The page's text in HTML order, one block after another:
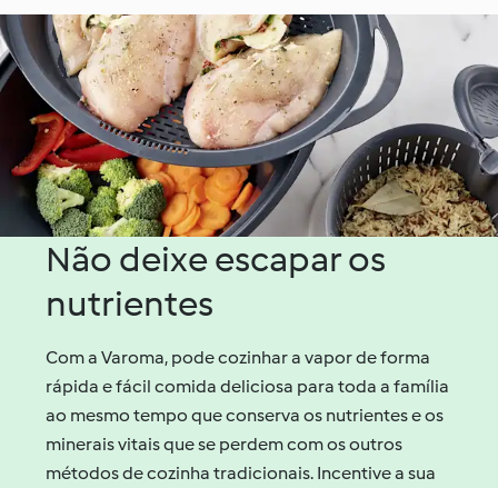
Não deixe escapar os
nutrientes
Com a Varoma, pode cozinhar a vapor de forma
rápida e fácil comida deliciosa para toda a família
ao mesmo tempo que conserva os nutrientes e os
minerais vitais que se perdem com os outros
métodos de cozinha tradicionais. Incentive a sua